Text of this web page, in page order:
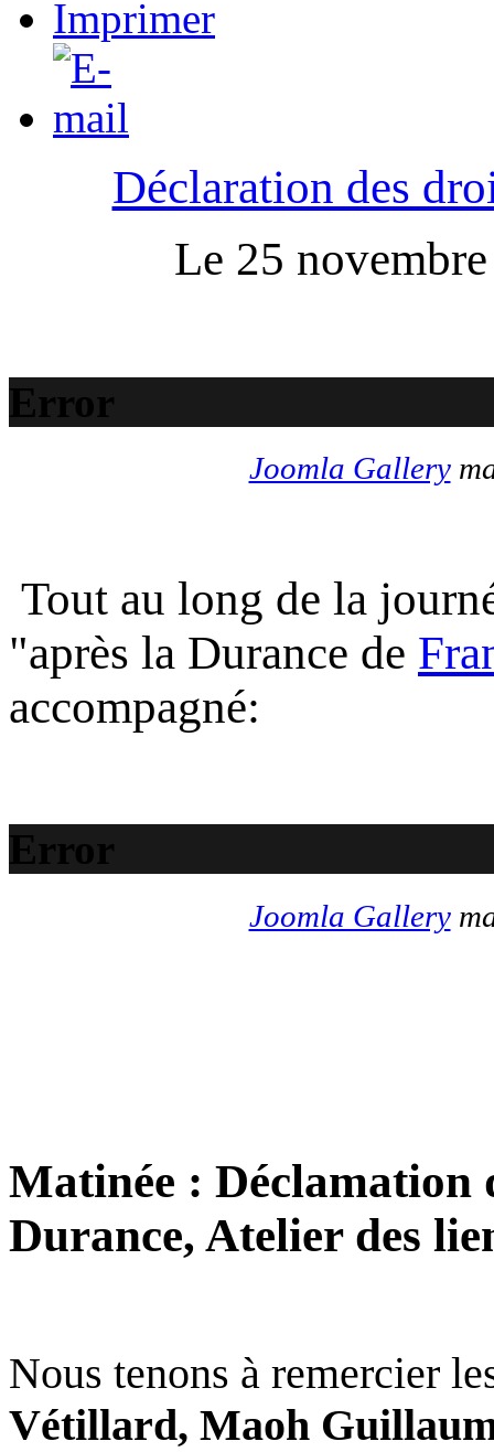
Déclaration des
Le 25
Error
Joomla Gallery
Tout au long de la
"après la Durance de
accompagné:
Error
Joomla Gallery
Matinée : Déclamation
Durance, Atelier des
Nous tenons à remercier
Vétillard, Maoh